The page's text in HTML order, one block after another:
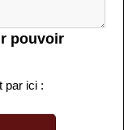
pouvoir
par ici :